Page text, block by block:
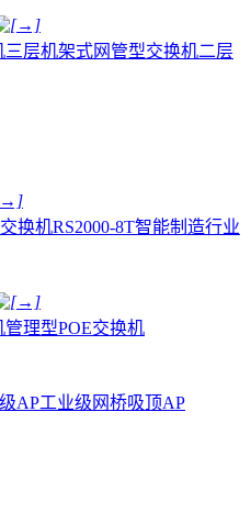
三层机架式网管型交换机二层
换机RS2000-8T智能制造行业
管理型POE交换机
AP工业级网桥吸顶AP